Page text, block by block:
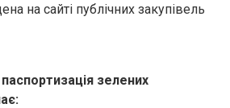
на сайті публічних закупівель
зелених